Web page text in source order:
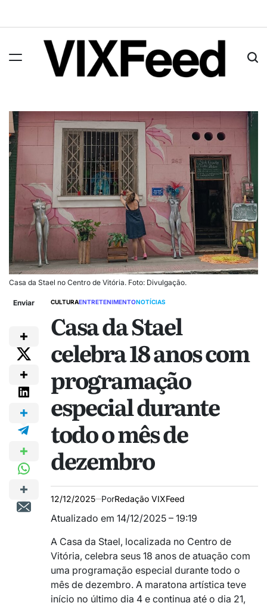
Casa da Stael no Centro de Vitória. Foto: Divulgação.
Enviar CULTURAENTRETENIMENTONOTÍCIAS
Casa da Stael
celebra 18 anos com
programação
especial durante
todo o mês de
dezembro
12/12/2025 PorRedação VIXFeed
Atualizado em 14/12/2025 – 19:19
A Casa da Stael, localizada no Centro de
Vitória, celebra seus 18 anos de atuação com
uma programação especial durante todo o
mês de dezembro. A maratona artística teve
início no último dia 4 e continua até o dia 21,